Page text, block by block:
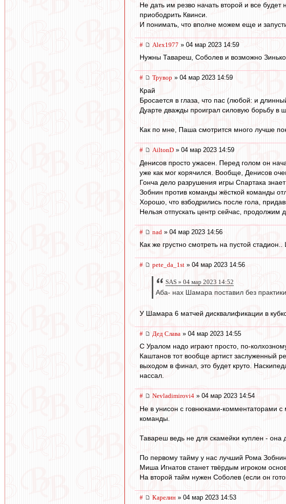
Не дать им резво начать второй и все
приободрить Квинси.
И понимать, что вполне можем еще и
# Alex1977 » 04 мар 2023 14:59
Нужны Тавареш, Соболев и возможно
# Трувор » 04 мар 2023 14:59
Край
Бросается в глаза, что пас (любой: и
Дуарте дважды проиграл силовую борьбу в
Как по мне, Паша смотрится много лучше
# AiltonD » 04 мар 2023 14:59
Денисов просто ужасен. Перед голом он
уже как мог корячился. Вообще, Денисов
Гонча дело разрушения игры Спартака знает
Зобнин против команды жёсткой команды
Хорошо, что взбодрились после гола,
Нельзя отпускать центр сейчас, продолжим
# nad » 04 мар 2023 14:56
Как же грустно смотреть на пустой
# pete_da_1st » 04 мар 2023 14:56
SAS » 04 мар 2023 14:52
Аба- нах Шамара поставил без
У Шамара 6 матчей дисквалификации в
# Дед Слава » 04 мар 2023 14:55
С Уралом надо играют просто, по-
Каштанов тот вообще артист заслуженный
выходом в финал, это будет круто.
нассал.
# Nevladimirovi4 » 04 мар 2023 14:54
Не в унисон с говнюками-комментаторами
команды.
Тавареш ведь не для скамейки куплен - она
По первому тайму у нас лучший Рома Зобнин
Миша Игнатов станет твёрдым игроком
На второй тайм нужен Соболев (если он
# Карелин » 04 мар 2023 14:53